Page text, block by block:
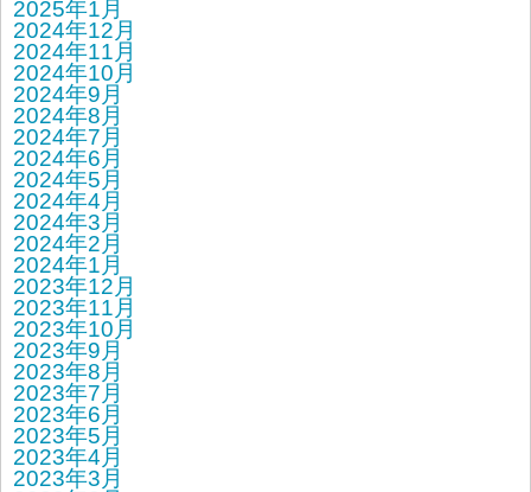
2025年1月
2024年12月
2024年11月
2024年10月
2024年9月
2024年8月
2024年7月
2024年6月
2024年5月
2024年4月
2024年3月
2024年2月
2024年1月
2023年12月
2023年11月
2023年10月
2023年9月
2023年8月
2023年7月
2023年6月
2023年5月
2023年4月
2023年3月